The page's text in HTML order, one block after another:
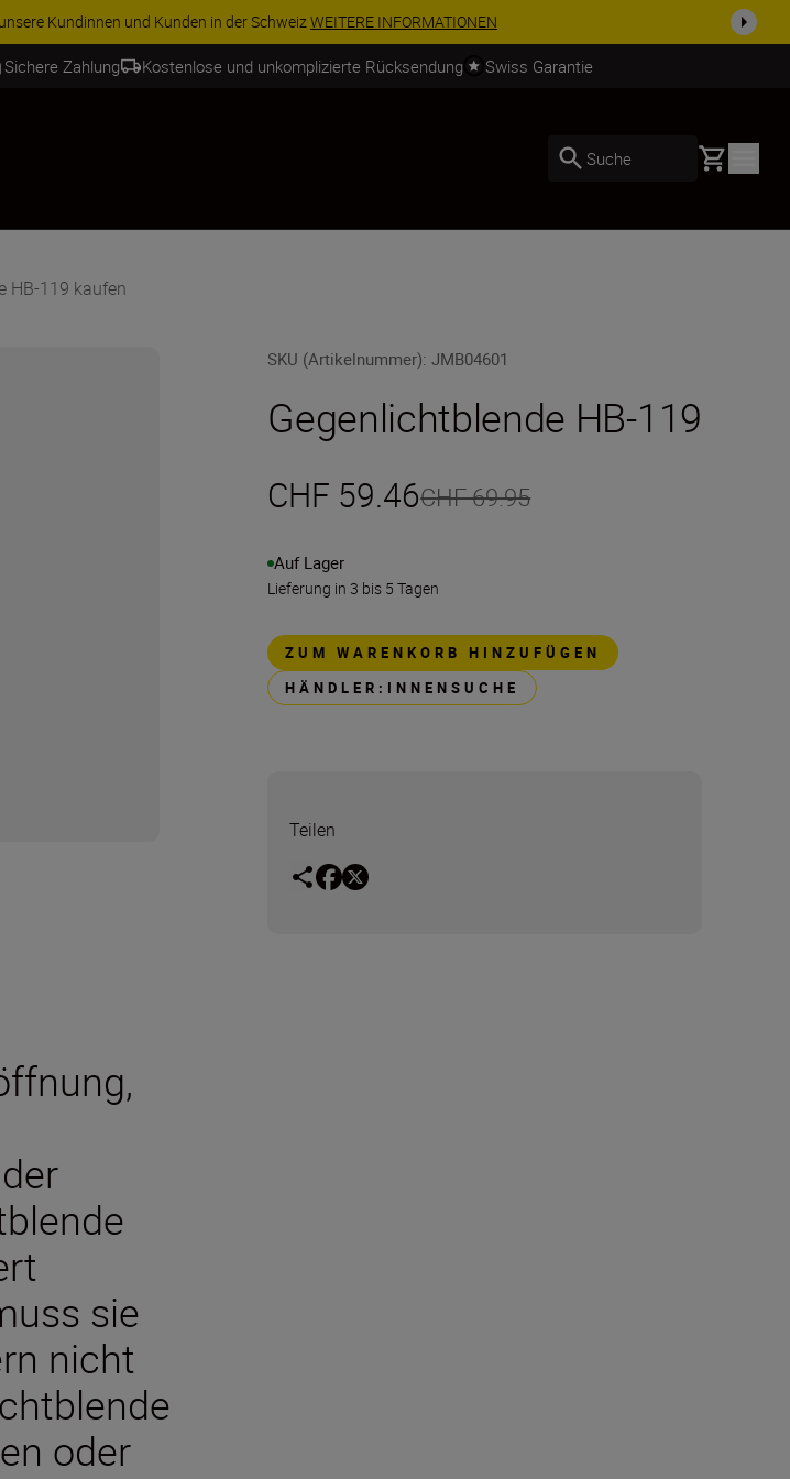
Zubehör und vervollständigen Sie Ihre Ausrüstu...Jetzt einkaufen
Sichere Zahlung Kostenlose und unkomplizierte Rücksendung Swiss Garantie
Suche Basket
HB-119 kaufen
SKU (Artikelnummer):JMB04601
Gegenlichtblende HB-119
CHF 59.46CHF 69.95
Auf Lager
Lieferung in 3 bis 5 Tagen
ZUM WARENKORB HINZUFÜGEN
HÄNDLER:INNENSUCHE
Teilen
sie
nicht
oder